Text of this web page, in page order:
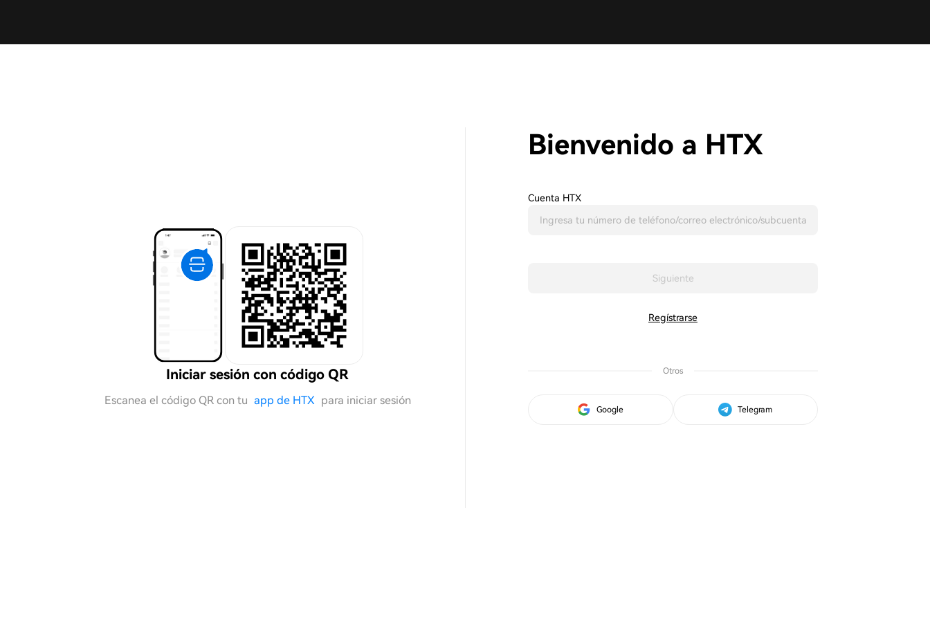
Iniciar sesión con código QR
Escanea el código QR con tu app de HTX para iniciar sesión
Bienvenido a HTX
Cuenta HTX
Siguiente
Regístrarse
Otros
Google Telegram